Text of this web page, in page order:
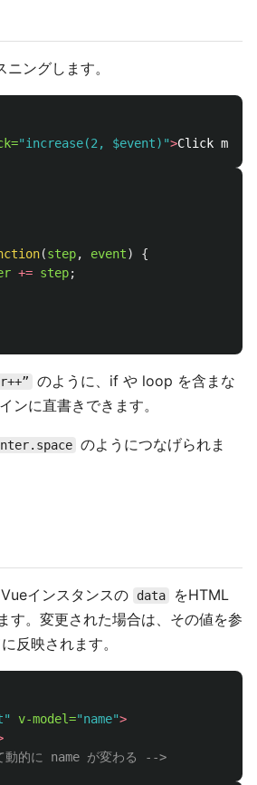
ングします。
"increase(2, $event)">Click me
(step, event)
{
+= step;
のように、if や loop を含まな
ンに直書きできます。
のようにつなげられま
インスタンスの data
をHTML
す。変更された場合は、その値を参
反映されます。
v-model="name">
的に name が変わる -->